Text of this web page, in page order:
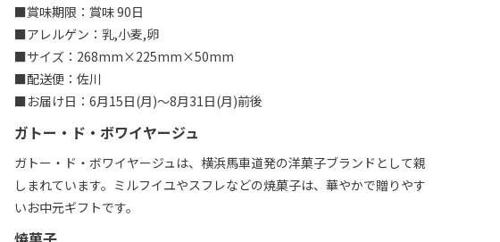
■賞味期限：賞味 90日
■アレルゲン：乳,小麦,卵
■サイズ：268mm×225mm×50mm
■配送便：佐川
■お届け日：6月15日(月)～8月31日(月)前後
ガトー・ド・ボワイヤージュ
ガトー・ド・ボワイヤージュは、横浜馬車道発の洋菓子ブランドとして親
しまれています。ミルフイユやスフレなどの焼菓子は、華やかで贈りやす
いお中元ギフトです。